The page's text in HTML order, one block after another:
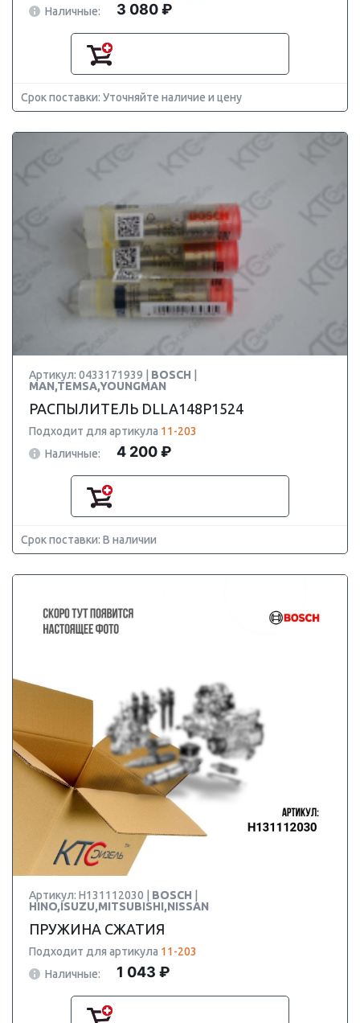
Наличные:
3 080 ₽
Срок поставки: Уточняйте наличие и цену
Артикул: 0433171939 | BOSCH
MAN,TEMSA,YOUNGMAN
РАСПЫЛИТЕЛЬ DLLA148P1524
Подходит для артикула 11-203
Наличные:
4 200 ₽
Срок поставки: В наличии
Артикул: H131112030 | BOSCH
HINO,ISUZU,MITSUBISHI,NISSAN
ПРУЖИНА СЖАТИЯ
Подходит для артикула 11-203
Наличные:
1 043 ₽